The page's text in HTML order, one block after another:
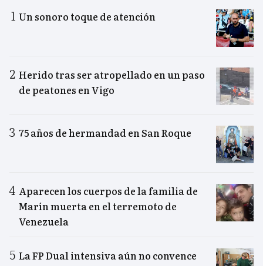
Un sonoro toque de atención
Herido tras ser atropellado en un paso
de peatones en Vigo
75 años de hermandad en San Roque
Aparecen los cuerpos de la familia de
Marín muerta en el terremoto de
Venezuela
La FP Dual intensiva aún no convence